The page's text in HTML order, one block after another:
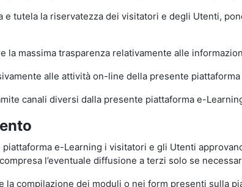
e tutela la riservatezza dei visitatori e degli Utenti,
la massima trasparenza relativamente alle
alle attività on-line della presente
canali diversi dalla presente piattaforma e-
e-Learning i visitatori e gli Utenti
l’eventuale diffusione a terzi solo se
la compilazione dei moduli o nei form presenti sulla